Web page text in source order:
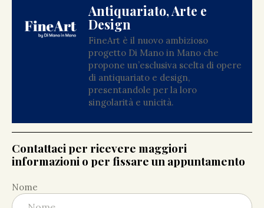
Antiquariato, Arte e
Design
FineArt è il nuovo ambizioso
progetto Di Mano in Mano che
propone un’esclusiva scelta di opere
di antiquariato e design,
presentandole per la loro
singolarità e unicità.
Contattaci per ricevere maggiori
informazioni o per fissare un appuntamento
Nome